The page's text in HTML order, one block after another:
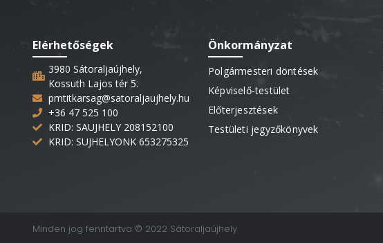
Elérhetőségek
3980 Sátoraljaújhely,
Kossuth Lajos tér 5.
pmtitkarsag@satoraljaujhely.hu
+36 47 525 100
KRID: SAUJHELY 208152100
KRID: SUJHELYONK 653275325
Önkormányzat
Polgármesteri döntések
Képviselő-testület
Előterjesztések
Testületi jegyzőkönyvek
Minden jog fenntartva © 2022 Sátoraljaújhely